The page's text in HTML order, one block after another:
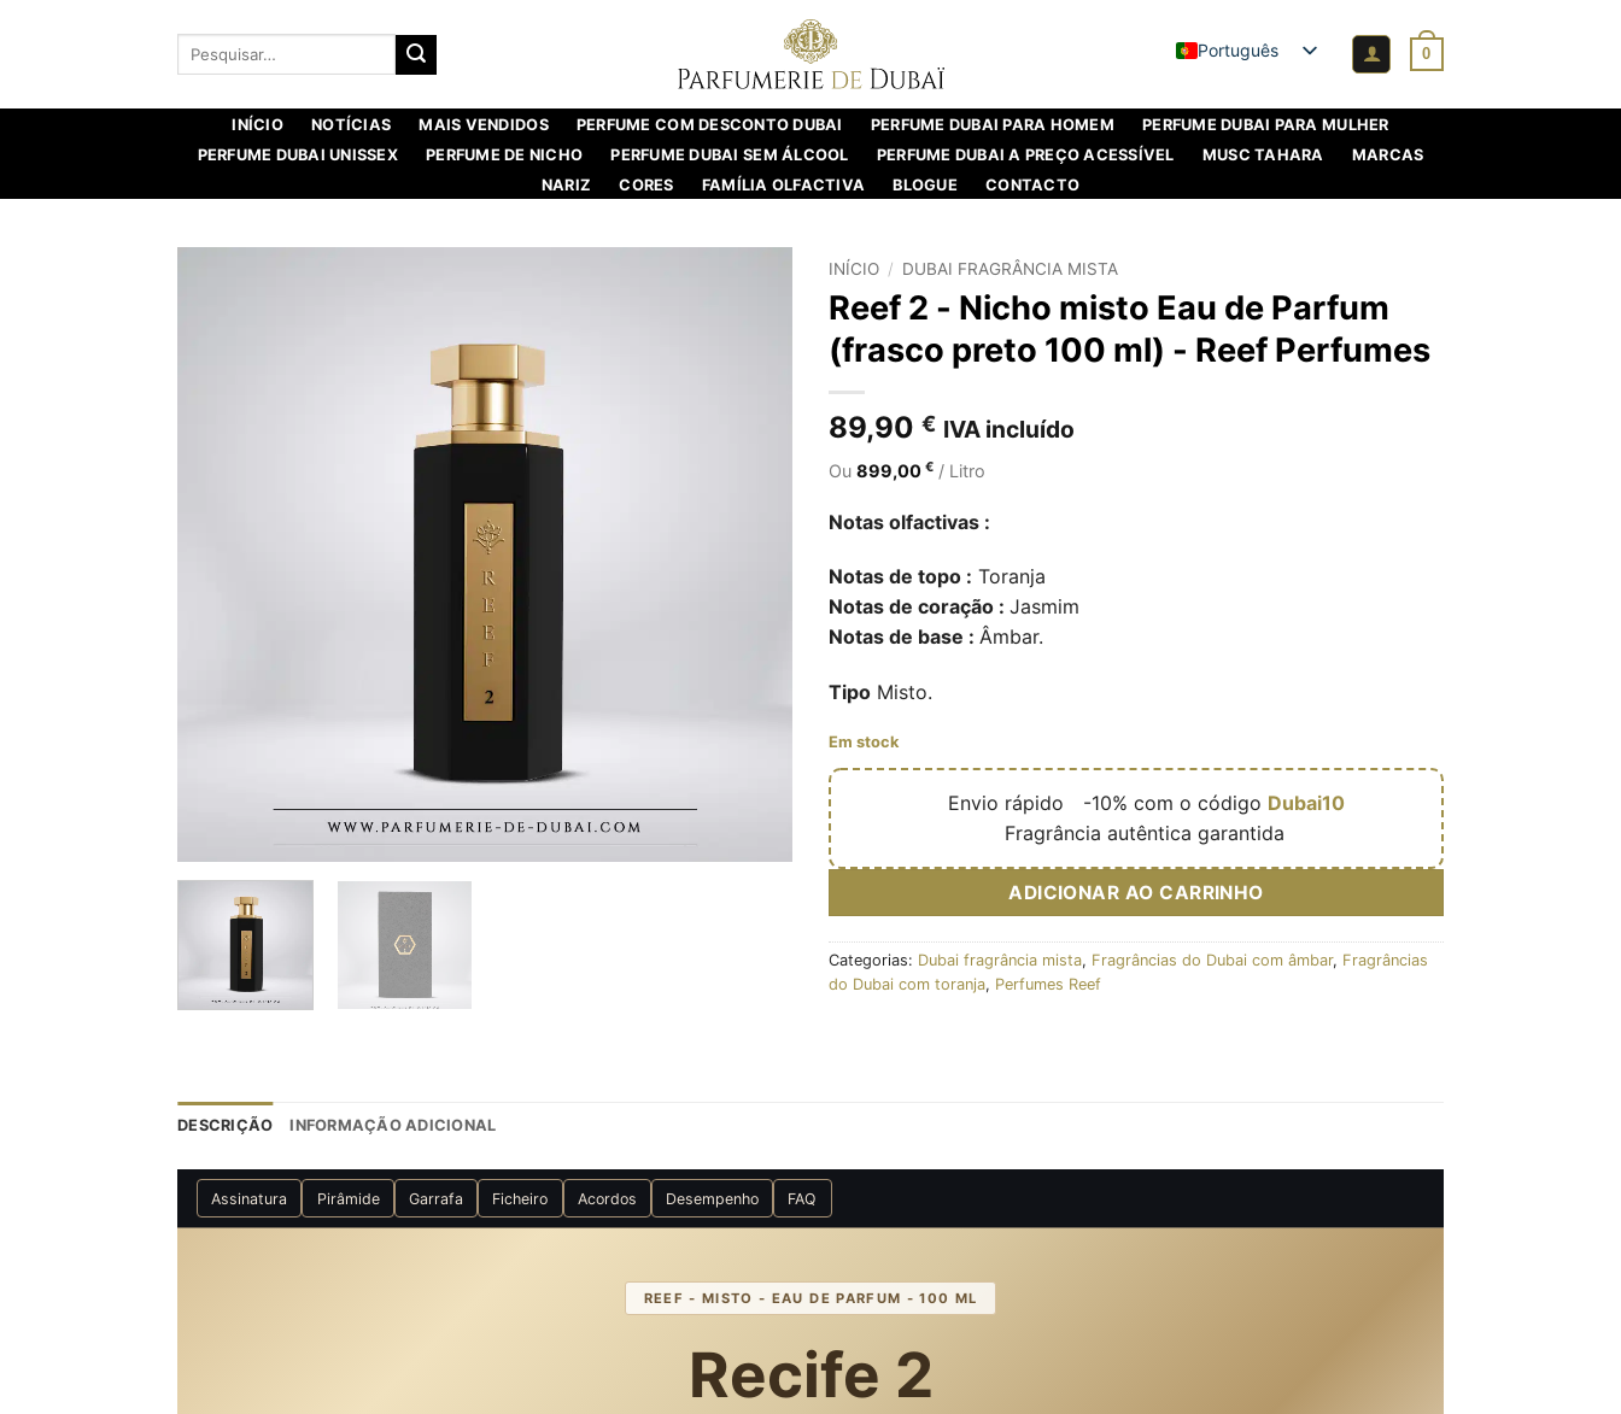
conteúdo
Procurar
Português 0
INÍCIO NOTÍCIAS MAIS VENDIDOS PERFUME COM DESCONTO DUBAI PERFUME DUBAI PARA HOMEM
PERFUME DUBAI PARA MULHER
PERFUME DUBAI UNISSEX
PERFUME DE NICHO PERFUME DUBAI SEM ÁLCOOL PERFUME DUBAI A PREÇO ACESSÍVEL MUSC TAHARA
MARCAS
NARIZ
CORES FAMÍLIA OLFACTIVA BLOGUE CONTACTO
INÍCIO / DUBAI FRAGRÂNCIA MISTA
Reef 2 - Nicho misto Eau de Parfum
(frasco preto 100 ml) - Reef Perfumes
89,90 € IVA incluído
Ou 899,00 € / Litro
Notas olfactivas :
Notas de topo : Toranja
Notas de coração : Jasmim
Notas de base : Âmbar.
Tipo Misto.
Em stock
Envio rápido -10% com o código Dubai10
Fragrância autêntica garantida
ADICIONAR AO CARRINHO
Categorias: Dubai fragrância mista, Fragrâncias do Dubai com âmbar, Fragrâncias
do Dubai com toranja, Perfumes Reef
DESCRIÇÃO INFORMAÇÃO ADICIONAL
Assinatura Pirâmide Garrafa Ficheiro Acordos Desempenho FAQ
REEF - MISTO - EAU DE PARFUM - 100 ML
Recife 2